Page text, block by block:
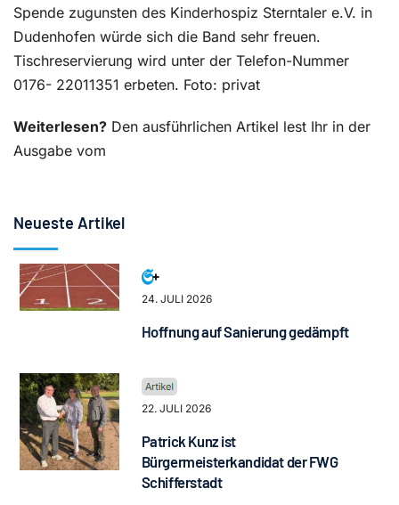
Spende zugunsten des Kinderhospiz Sterntaler e.V. in
Dudenhofen würde sich die Band sehr freuen.
Tischreservierung wird unter der Telefon-Nummer
0176- 22011351 erbeten. Foto: privat
Weiterlesen? Den ausführlichen Artikel lest Ihr in der
Ausgabe vom
Neueste Artikel
24. JULI 2026
Hoffnung auf Sanierung gedämpft
22. JULI 2026
Patrick Kunz ist
Bürgermeisterkandidat der FWG
Schifferstadt